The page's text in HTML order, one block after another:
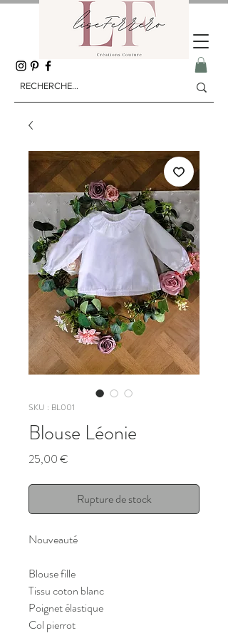
SKU : BL001
Blouse Léonie
25,00 €
Rupture de stock
Nouveauté
Blouse fille
Tissu coton blanc
Poignet élastique
Col pierrot